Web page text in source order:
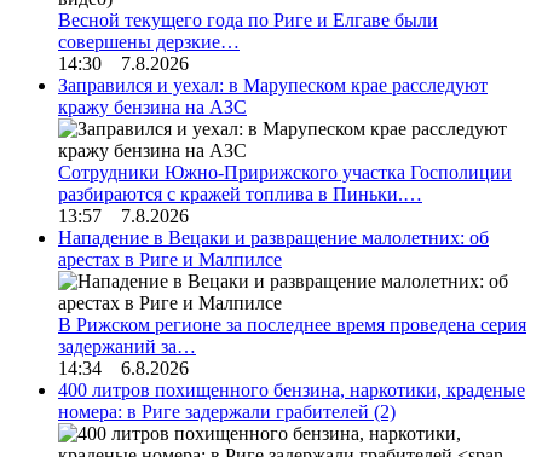
Весной текущего года по Риге и Елгаве были
совершены дерзкие…
14:30 7.8.2026
Заправился и уехал: в Марупеском крае расследуют
кражу бензина на АЗС
Сотрудники Южно-Пририжского участка Госполиции
разбираются с кражей топлива в Пиньки.…
13:57 7.8.2026
Нападение в Вецаки и развращение малолетних: об
арестах в Риге и Малпилсе
В Рижском регионе за последнее время проведена серия
задержаний за…
14:34 6.8.2026
400 литров похищенного бензина, наркотики, краденые
номера: в Риге задержали грабителей (2)